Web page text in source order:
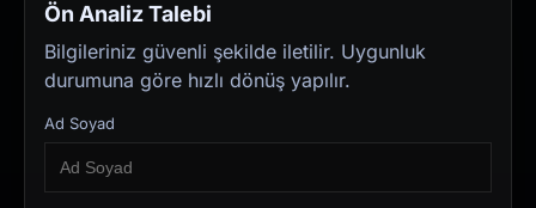
Ön Analiz Talebi
Bilgileriniz güvenli şekilde iletilir. Uygunluk
durumuna göre hızlı dönüş yapılır.
Ad Soyad